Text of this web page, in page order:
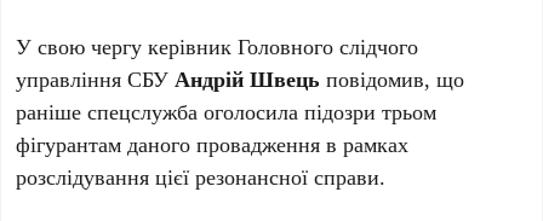
У свою чергу керівник Головного слідчого
управління СБУАндрій Швець повідомив, що
раніше спецслужба оголосила підозри трьом
фігурантам даного провадження в рамках
розслідування цієї резонансної справи.